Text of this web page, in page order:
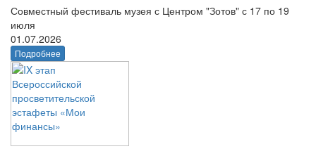
Совместный фестиваль музея с Центром "Зотов" с 17 по 19
июля
01.07.2026
Подробнее